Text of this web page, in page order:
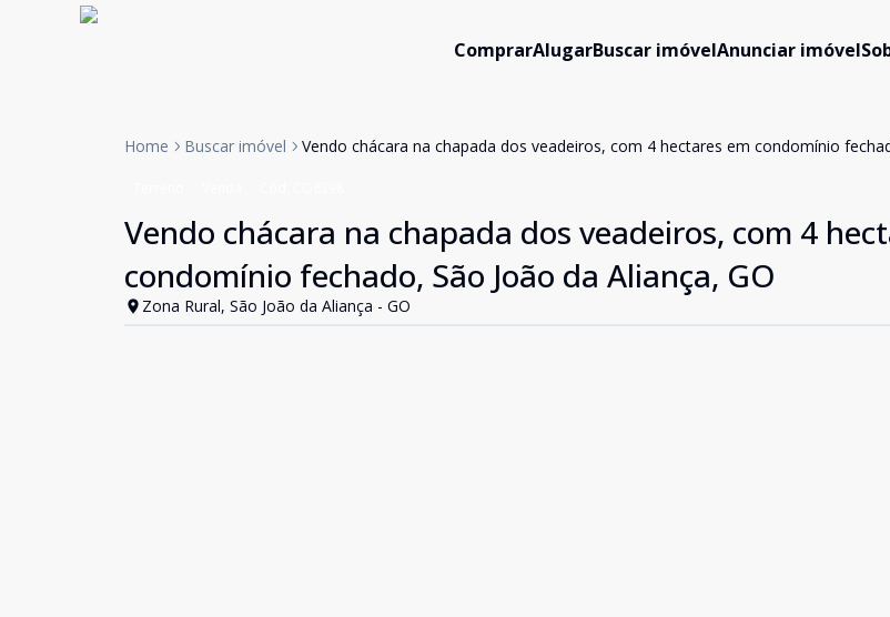
ComprarAlugarBuscar imóvelAnunciar imóvel
Home Buscar imóvel Vendo chácara na chapada dos veadeiros, com 4 hectares em condomínio
Vendo chácara na chapada dos veadeiros, com 4
condomínio fechado, São João da Aliança, GO
Zona Rural, São João da Aliança - GO